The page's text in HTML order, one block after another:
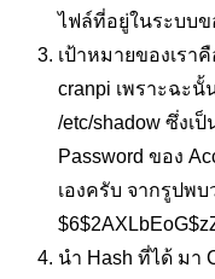
ไฟล์ที่อยู่ในระบบข
เป้าหมายของเรา
cranpi เพราะฉะ
/etc/shadow ซึ่งเ
Password ของ
เองครับ จากรูปพบ
นำ Hash ที่ได้ มา